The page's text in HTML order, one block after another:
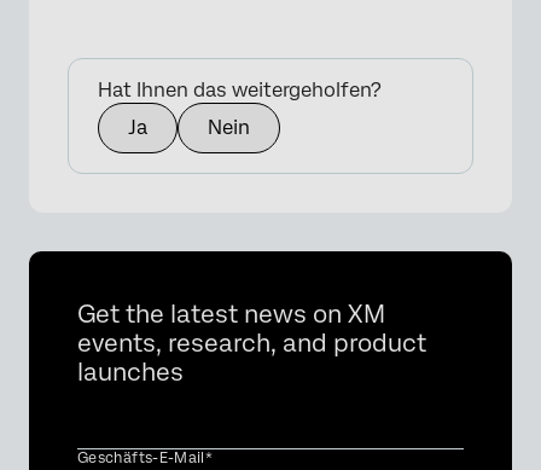
Hat Ihnen das weitergeholfen?
Ja
Nein
Get the latest news on XM
events, research, and product
launches
Geschäfts-E-Mail*